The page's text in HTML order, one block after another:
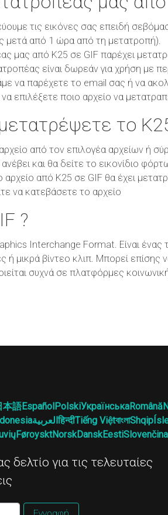
τις εικόνες σας επειδή
μετά από 1 ώρα από τη μετατροπή).
μας από K25 σε GIF παρέχει
είναι δωρεάν για χρήση με
να παρέχετε το email σας ή να
επιλέξετε ποιο αρχείο να
το
από τον επιλογέα αρχείων ή
και θα δείτε το εικονίδιο
από K25 σε GIF θα έχει
να κατεβάσετε το αρχείο
?
Interchange Format. Είναι ένας
ή μικρά βίντεο κλιπ. Μπορεί
συχνά σε πλατφόρμες
本語EspañolPolskiУкраїнськаRomână
العربيةहिन्दीTiếng ViệtবাংলাShqip
FøroysktNorskDanskEestiSlovenčina
για τις τελευταίες